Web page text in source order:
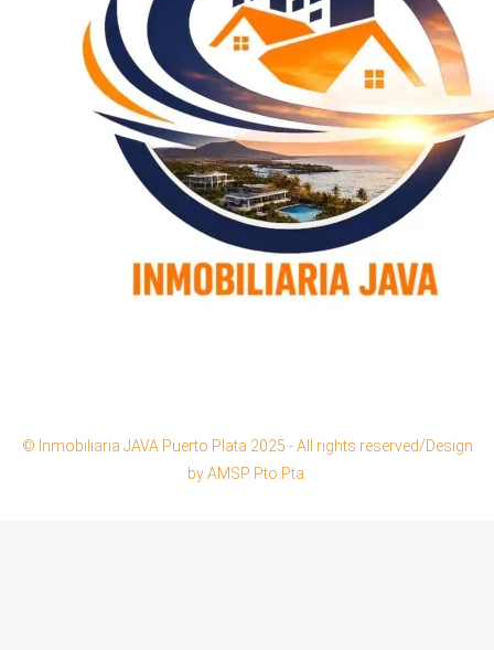
© Inmobiliaria JAVA Puerto Plata 2025 - All rights reserved/Design
by AMSP Pto.Pta.